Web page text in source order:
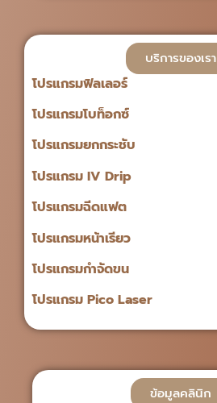
บริการของเรา
โปรแกรมฟิลเลอร์
โปรแกรมโบท็อกซ์
โปรแกรมยกกระชับ
โปรแกรม IV Drip
โปรแกรมฉีดแฟต
โปรแกรมหน้าเรียว
โปรแกรมกำจัดขน
โปรแกรม Pico Laser
ข้อมูลคลินิก